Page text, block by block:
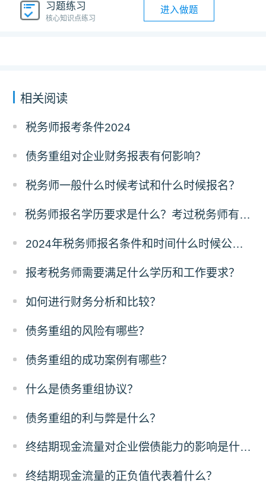
习题练习
核心知识点练习
进入做题
相关阅读
税务师报考条件2024
债务重组对企业财务报表有何影响？
税务师一般什么时候考试和什么时候报名？
税务师报名学历要求是什么？考过税务师有什么好处？
2024年税务师报名条件和时间什么时候公布？
报考税务师需要满足什么学历和工作要求？
如何进行财务分析和比较？
债务重组的风险有哪些？
债务重组的成功案例有哪些？
什么是债务重组协议？
债务重组的利与弊是什么？
终结期现金流量对企业偿债能力的影响是什么？
终结期现金流量的正负值代表着什么？